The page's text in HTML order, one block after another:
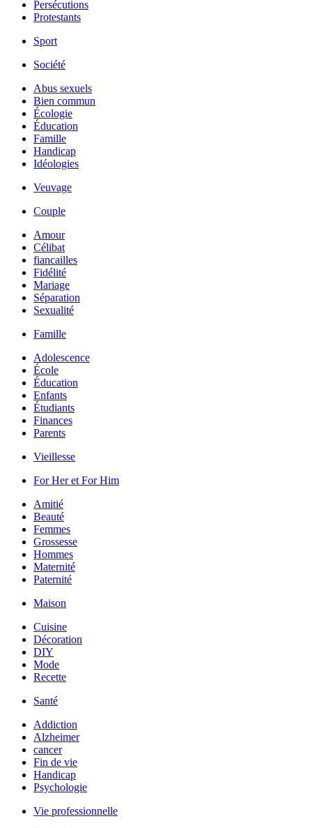
Persécutions
Protestants
Sport
Société
Abus sexuels
Bien commun
Écologie
Éducation
Famille
Handicap
Idéologies
Veuvage
Couple
Amour
Célibat
fiancailles
Fidélité
Mariage
Séparation
Sexualité
Famille
Adolescence
École
Éducation
Enfants
Étudiants
Finances
Parents
Vieillesse
For Her et For Him
Amitié
Beauté
Femmes
Grossesse
Hommes
Maternité
Paternité
Maison
Cuisine
Décoration
DIY
Mode
Recette
Santé
Addiction
Alzheimer
cancer
Fin de vie
Handicap
Psychologie
Vie professionnelle